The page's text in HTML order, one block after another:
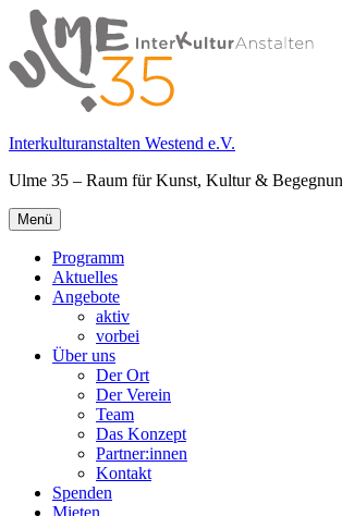
Springe
zum
Inhalt
Interkulturanstalten Westend e.V.
Ulme 35 – Raum für Kunst, Kultur &
Primäres
Menü
Menü
Programm
Aktuelles
Angebote
aktiv
vorbei
Über uns
Der Ort
Der Verein
Team
Das Konzept
Partner:innen
Kontakt
Spenden
Mieten